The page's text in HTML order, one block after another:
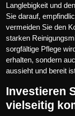
Langlebigkeit und
Sie darauf,
vermeiden Sie den
starken
sorgfältige Pflege
erhalten, sondern
aussieht und bereit
Investieren
vielseitig